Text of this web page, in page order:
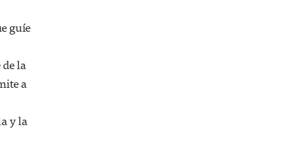
guíe
la
a
y la